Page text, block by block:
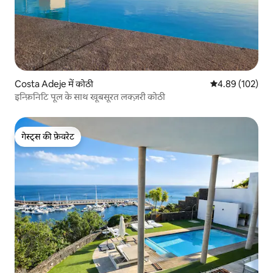
Costa Adeje में कोठी औसत रेटिंग 5 में से
4.89 (102)
इन्फ़िनिटि पूल के साथ खूबसूरत लक्ज़री कोठी
गेस्ट्स की फ़ेवरेट
गेस्ट्स की फ़ेवरेट